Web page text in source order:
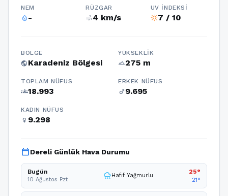
NEM
humidity_percentage-
RÜZGAR
air4 km/s
UV İNDEKSI
wb_sunny7 / 10
BÖLGE
publicKaradeniz Bölgesi
YÜKSEKLIK
terrain275 m
TOPLAM NÜFUS
groups18.993
ERKEK NÜFUS
male9.695
KADIN NÜFUS
female 9.298
calendar_todayDereli Günlük Hava Durumu
Bugün
10 Ağustos Pzt rainyHafif Yağmurlu
25°
21°